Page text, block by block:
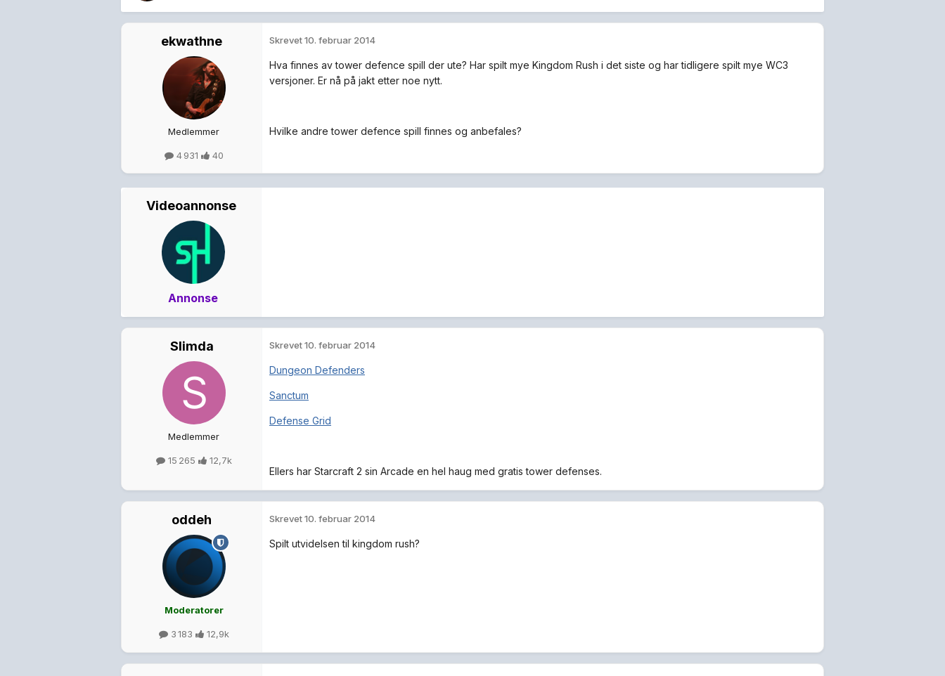
ekwathne
Medlemmer
4 931 40
Skrevet10. februar 2014
Hva finnes av tower defence spill der ute? Har spilt mye Kingdom Rush i det siste og har tidligere spilt mye WC3
versjoner. Er nå på jakt etter noe nytt.
Hvilke andre tower defence spill finnes og anbefales?
Videoannonse
Annonse
Slimda
Medlemmer
15 265 12,7k
Skrevet10. februar 2014
Dungeon Defenders
Sanctum
Defense Grid
Ellers har Starcraft 2 sin Arcade en hel haug med gratis tower defenses.
oddeh
Moderatorer
3 183 12,9k
Skrevet10. februar 2014
Spilt utvidelsen til kingdom rush?